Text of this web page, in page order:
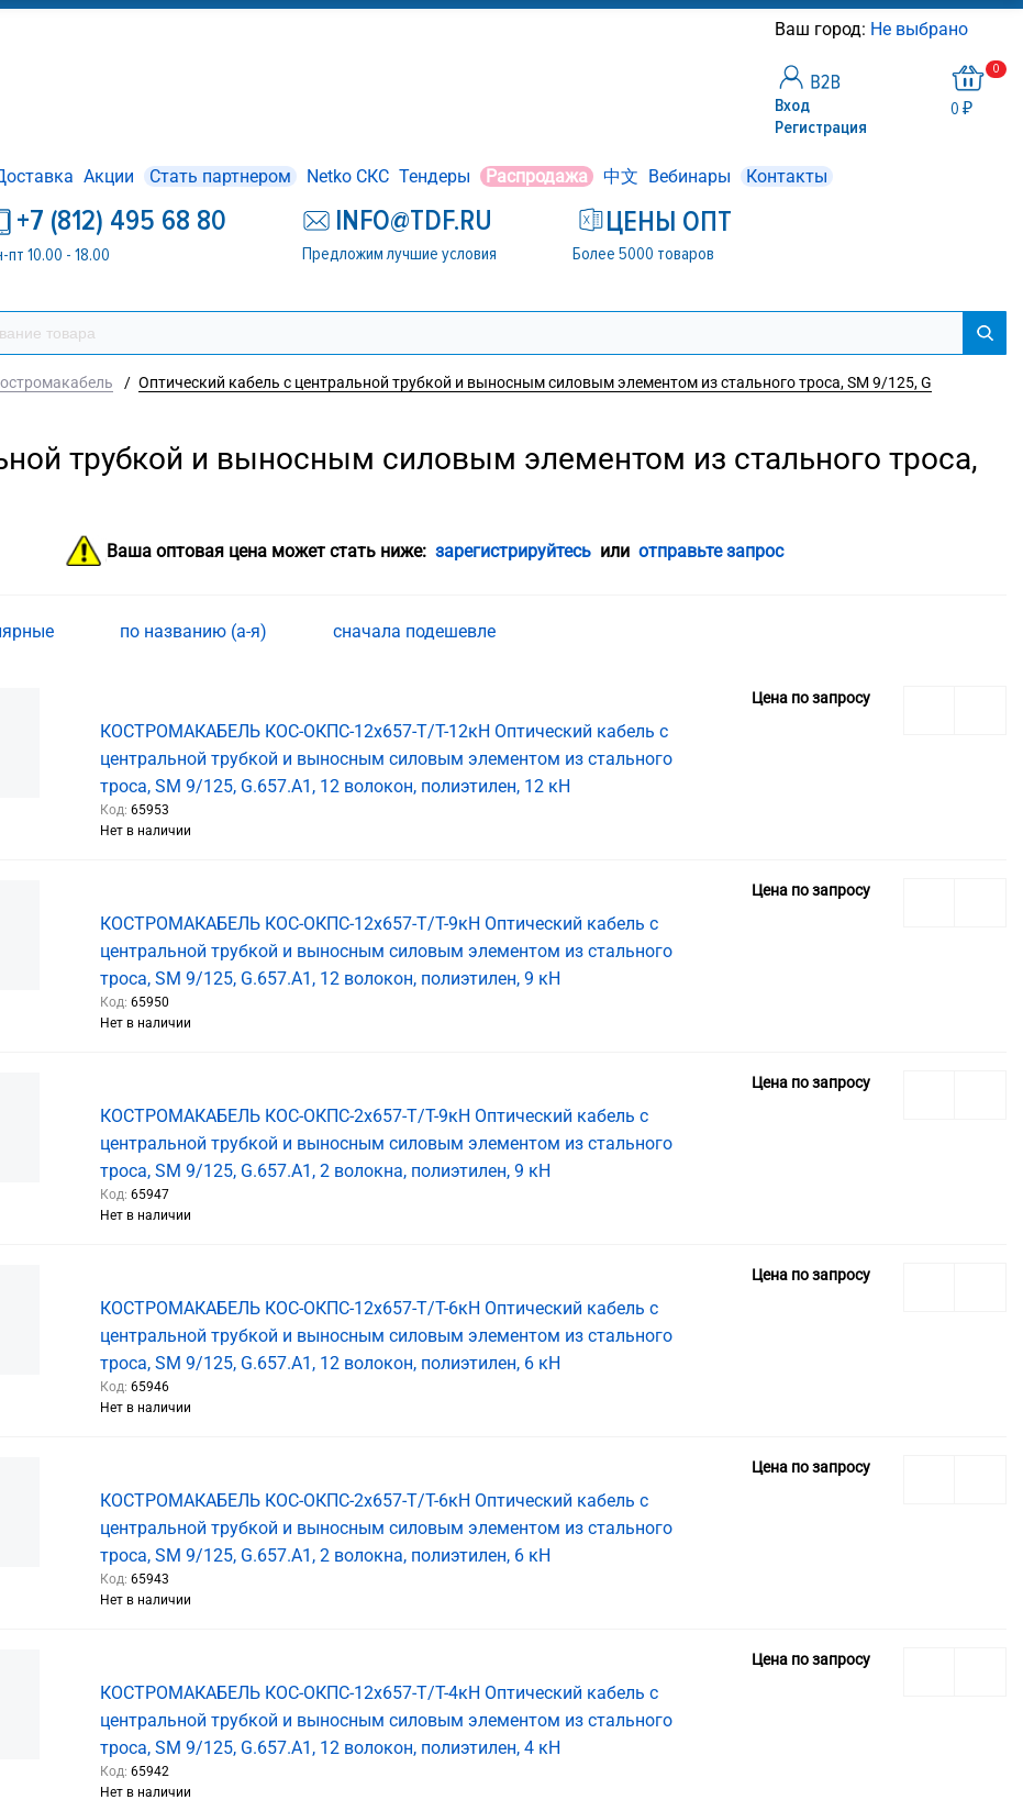
Ваш город: Не выбрано
Вход
Регистрация
0
0 ₽
Акции Стать партнером Netko СКС Тендеры Распродажа 中文 Вебинары Контакты
+7 (812) 495 68 80
пт 10.00 - 18.00
INFO@TDF.RU
Предложим лучшие условия
ЦЕНЫ ОПТ
Более 5000 товаров
/ Оптический кабель с центральной трубкой и выносным силовым элементом из стального троса, SM 9/125, G
трубкой и выносным силовым элементом из стального троса,
Ваша оптовая цена может стать ниже: зарегистрируйтесьили отправьте запрос
по названию (а-я) сначала подешевле
КОСТРОМАКАБЕЛЬ КОС-ОКПС-12х657-Т/Т-12кН Оптический кабель с
центральной трубкой и выносным силовым элементом из стального
троса, SM 9/125, G.657.A1, 12 волокон, полиэтилен, 12 кН
Код: 65953
Нет в наличии
Цена по запросу
КОСТРОМАКАБЕЛЬ КОС-ОКПС-12х657-Т/Т-9кН Оптический кабель с
центральной трубкой и выносным силовым элементом из стального
троса, SM 9/125, G.657.A1, 12 волокон, полиэтилен, 9 кН
Код: 65950
Нет в наличии
Цена по запросу
КОСТРОМАКАБЕЛЬ КОС-ОКПС-2х657-Т/Т-9кН Оптический кабель с
центральной трубкой и выносным силовым элементом из стального
троса, SM 9/125, G.657.A1, 2 волокна, полиэтилен, 9 кН
Код: 65947
Нет в наличии
Цена по запросу
КОСТРОМАКАБЕЛЬ КОС-ОКПС-12х657-Т/Т-6кН Оптический кабель с
центральной трубкой и выносным силовым элементом из стального
троса, SM 9/125, G.657.A1, 12 волокон, полиэтилен, 6 кН
Код: 65946
Нет в наличии
Цена по запросу
КОСТРОМАКАБЕЛЬ КОС-ОКПС-2х657-Т/Т-6кН Оптический кабель с
центральной трубкой и выносным силовым элементом из стального
троса, SM 9/125, G.657.A1, 2 волокна, полиэтилен, 6 кН
Код: 65943
Нет в наличии
Цена по запросу
КОСТРОМАКАБЕЛЬ КОС-ОКПС-12х657-Т/Т-4кН Оптический кабель с
центральной трубкой и выносным силовым элементом из стального
троса, SM 9/125, G.657.A1, 12 волокон, полиэтилен, 4 кН
Код: 65942
Нет в наличии
Цена по запросу